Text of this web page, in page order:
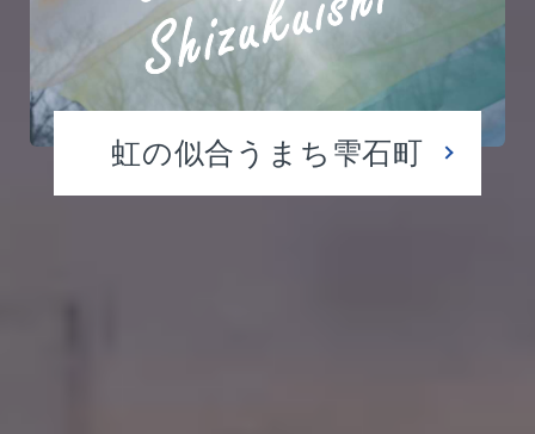
虹の似合うまち雫石町